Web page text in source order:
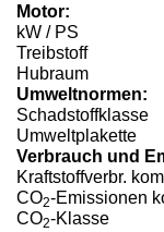
Motor:
kW / PS
Treibstoff
Hubraum
Umweltnormen:
Schadstoffklasse
Umweltplakette
Verbrauch und
Kraftstoffverbr.
CO2-Emissionen
CO2-Klasse